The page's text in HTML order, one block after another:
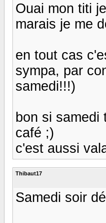
Ouai mon titi
marais je me
en tout cas
sympa, par
samedi!!!)
bon si
café ;)
c'est aussi
Thibaut17
Samedi soir